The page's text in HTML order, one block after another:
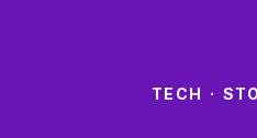
TECH ·